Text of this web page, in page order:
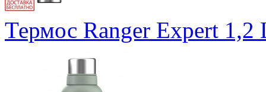
Термос Ranger Expert 1,2